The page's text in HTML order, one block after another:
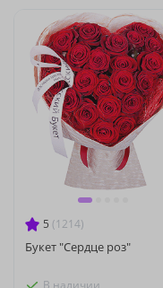
5 (1214)
Букет "Сердце роз"
В наличии